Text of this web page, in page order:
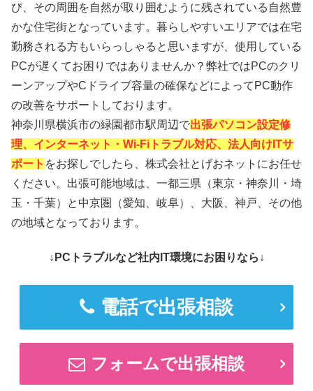
び、その周囲を自然が取り囲むように残されている自然豊
かな住宅街となっています。暮らしやすいエリアでは在宅
勤務される方もいらっしゃると思いますが、使用している
PCが遅くてお困りではありませんか？弊社ではPCのクリ
ーンアップやCドライブ容量の確保などによってPC動作
の改善をサポートしております。
神奈川県横浜市の緑園都市駅周辺で出張パソコン設定修
理、インターネット・Wi-Fiトラブル対応、法人向けITサ
ポート をお探しでしたら、株式会社とげおネットにお任せ
ください。出張可能地域は、一都三県（東京・神奈川・埼
玉・千葉）と中京圏（愛知、岐阜）、大阪、神戸、その他
の地域となっております。
↓PCトラブルなど社内IT環境にお困りなら↓
電話で出張相談
フォームで出張相談